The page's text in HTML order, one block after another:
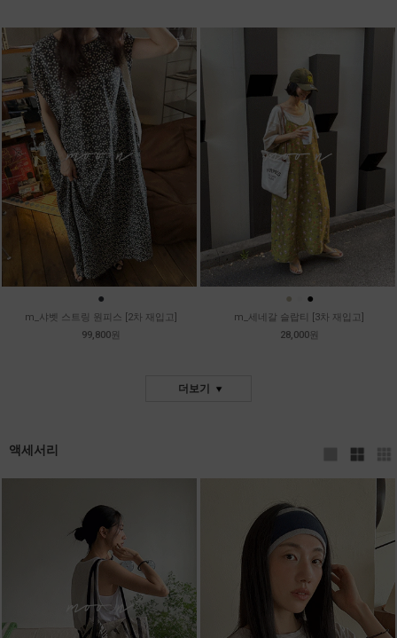
●
m_샤벳 스트링 원피스 [2차 재입고]
99,800원
● ●
m_세네갈 슬랍티 [3차 재입고]
28,000원
더보기
액세서리